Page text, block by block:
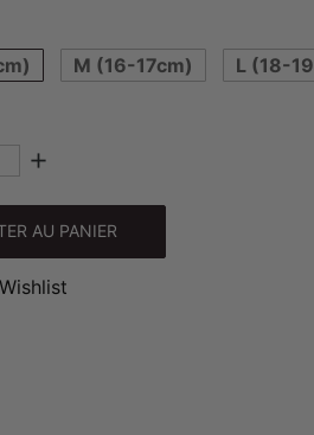
M (16-17cm) L (18-
add
AU PANIER